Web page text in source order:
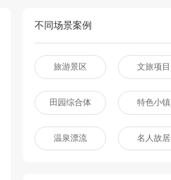
不同场景案例
旅游景区 文旅项目
田园综合体 特色小镇
温泉漂流 名人故居